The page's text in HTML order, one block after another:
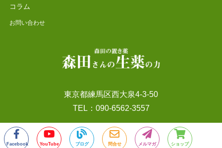
コラム
お問い合わせ
東京都練馬区西大泉4-3-50
TEL：090-6562-3557
Facebook YouTube ブログ 問合せ メルマガ ショップ